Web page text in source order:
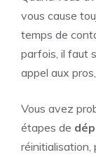
vous cause
temps de
parfois, il faut
appel aux
Vous avez
étapes de
réinitialisation,